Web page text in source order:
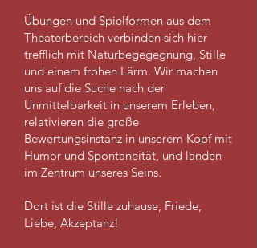
Übungen und Spielformen aus dem
Theaterbereich verbinden sich hier
trefflich mit Naturbegegegnung, Stille
und einem frohen Lärm. Wir machen
uns auf die Suche nach der
Unmittelbarkeit in unserem Erleben,
relativieren die große
Bewertungsinstanz in unserem Kopf mit
Humor und Spontaneität, und landen
im Zentrum unseres Seins.
Dort ist die Stille zuhause, Friede,
Liebe, Akzeptanz!